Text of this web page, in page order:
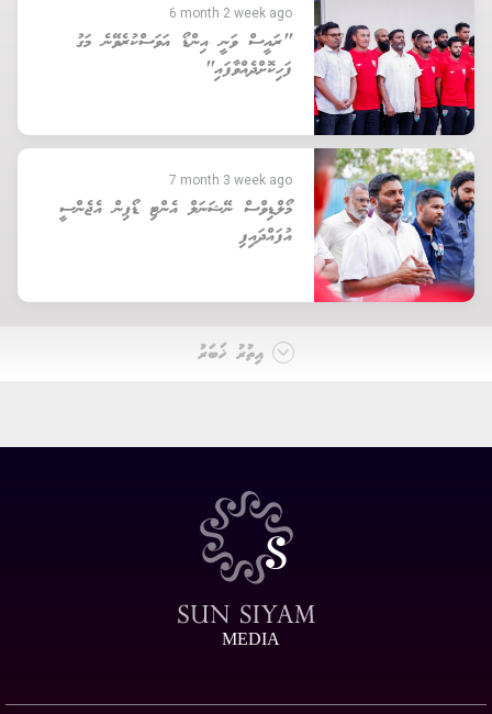
6 month 2 week ago
"ރައީސް ވަނީ އިންޑޯ އަވަސްކުރެވޭނެ މަގު
ފަހިކޮށްދެއްވާފައި"
7 month 3 week ago
މޯލްޑިވްސް ނޭޝަނަލް އެންޓި ޑޯޕިން އެޖެންސީ
އުފައްދައިފި
އިތުރު ޚަބަރު
MEDIA